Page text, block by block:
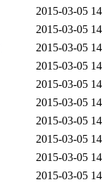
2015-03-05
2015-03-05
2015-03-05
2015-03-05
2015-03-05
2015-03-05
2015-03-05
2015-03-05
2015-03-05
2015-03-05